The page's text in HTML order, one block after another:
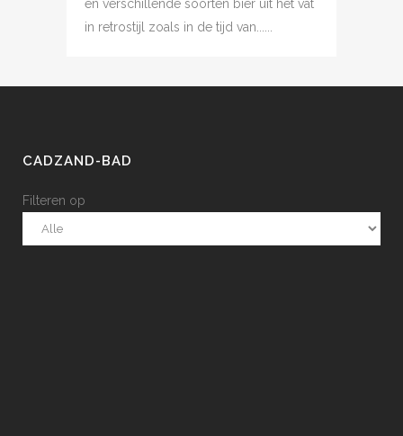
en verschillende soorten bier uit het vat
in retrostijl zoals in de tijd van......
CADZAND-BAD
Filteren op